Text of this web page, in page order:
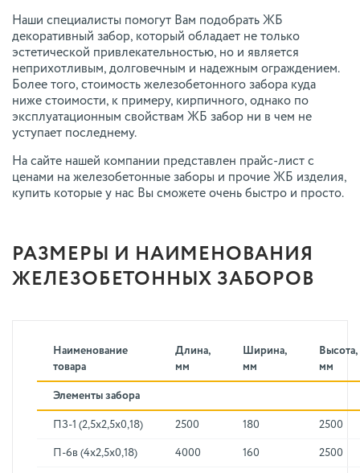
Наши специалисты помогут Вам подобрать ЖБ
декоративный забор, который обладает не только
эстетической привлекательностью, но и является
неприхотливым, долговечным и надежным ограждением.
Более того, стоимость железобетонного забора куда
ниже стоимости, к примеру, кирпичного, однако по
эксплуатационным свойствам ЖБ забор ни в чем не
уступает последнему.
На сайте нашей компании представлен прайс-лист с
ценами на железобетонные заборы и прочие ЖБ изделия,
купить которые у нас Вы сможете очень быстро и просто.
РАЗМЕРЫ И НАИМЕНОВАНИЯ
ЖЕЛЕЗОБЕТОННЫХ ЗАБОРОВ
Наименование
товара
Длина,
мм
Ширина,
мм
Высота,
мм
Элементы забора
ПЗ-1 (2,5х2,5х0,18) 2500 180 2500
П-6в (4х2,5х0,18) 4000 160 2500